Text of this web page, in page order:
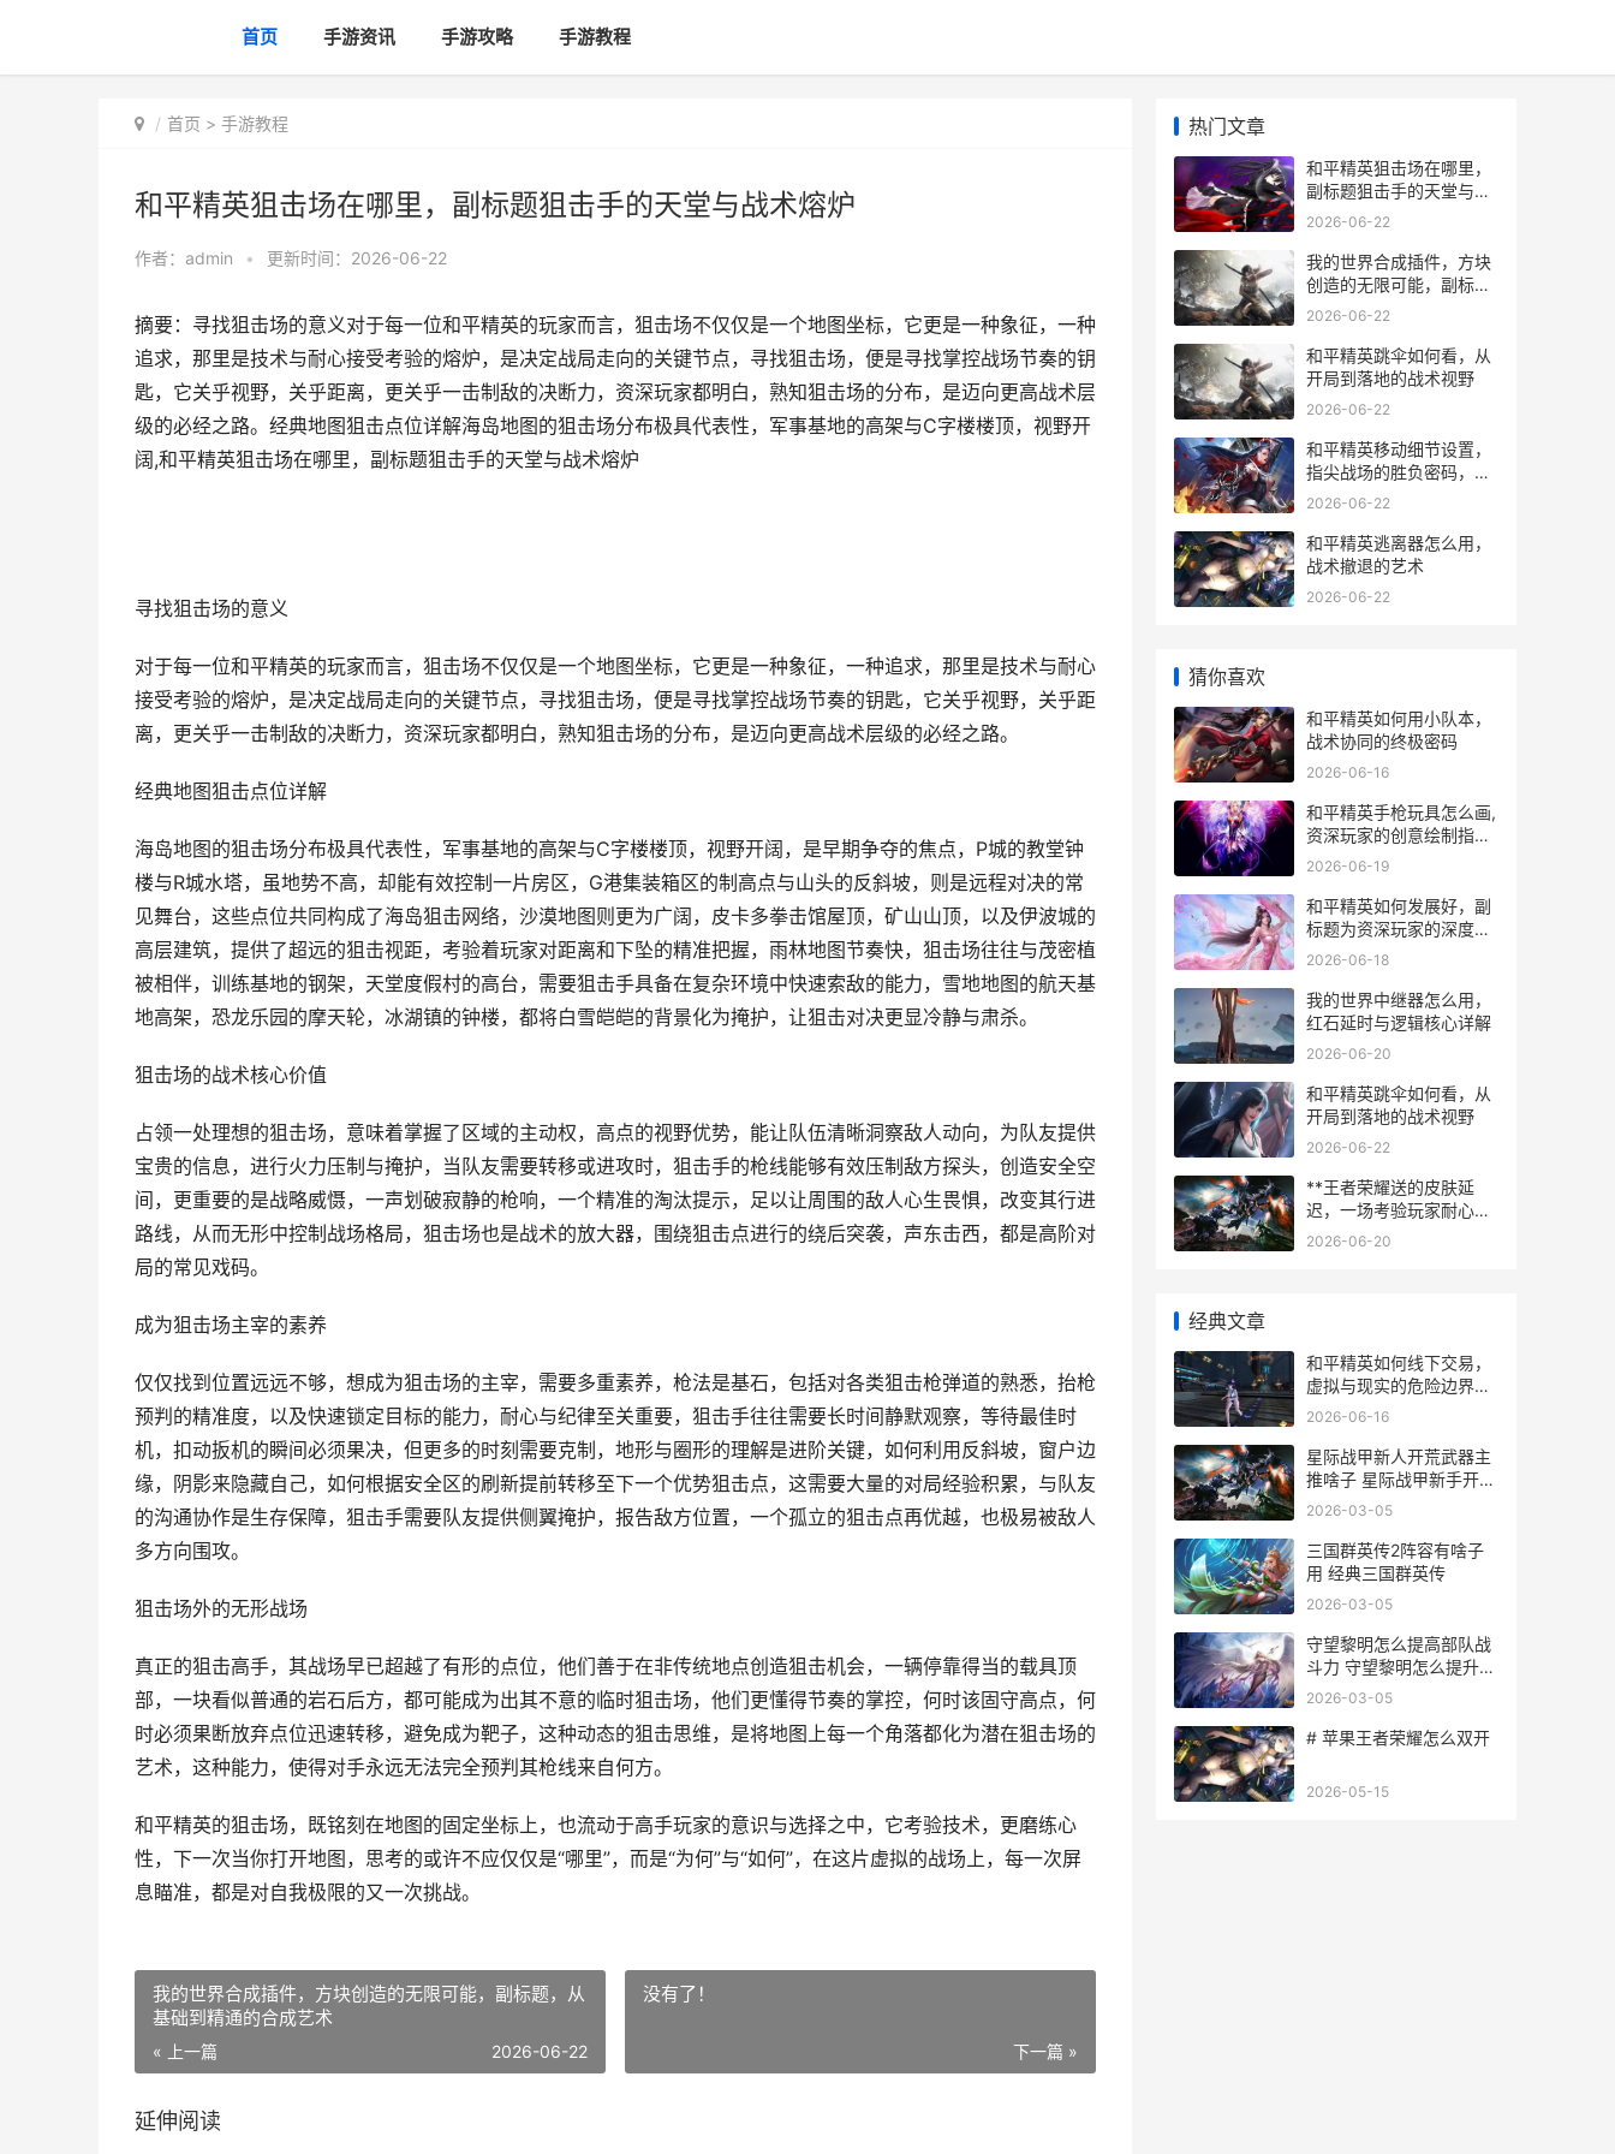
首页 手游资讯 手游攻略 手游教程
首页 > 手游教程
和平精英狙击场在哪里，副标题狙击手的天堂与战术熔炉
作者： admin • 更新时间：2026-06-22
摘要：寻找狙击场的意义对于每一位和平精英的玩家而言，狙击场不仅仅是一个地图坐标，它更是一种象征，一种
追求，那里是技术与耐心接受考验的熔炉，是决定战局走向的关键节点，寻找狙击场，便是寻找掌控战场节奏的钥
匙，它关乎视野，关乎距离，更关乎一击制敌的决断力，资深玩家都明白，熟知狙击场的分布，是迈向更高战术层
级的必经之路。经典地图狙击点位详解海岛地图的狙击场分布极具代表性，军事基地的高架与C字楼楼顶，视野开
阔,和平精英狙击场在哪里，副标题狙击手的天堂与战术熔炉
寻找狙击场的意义
对于每一位和平精英的玩家而言，狙击场不仅仅是一个地图坐标，它更是一种象征，一种追求，那里是技术与耐心
接受考验的熔炉，是决定战局走向的关键节点，寻找狙击场，便是寻找掌控战场节奏的钥匙，它关乎视野，关乎距
离，更关乎一击制敌的决断力，资深玩家都明白，熟知狙击场的分布，是迈向更高战术层级的必经之路。
经典地图狙击点位详解
海岛地图的狙击场分布极具代表性，军事基地的高架与C字楼楼顶，视野开阔，是早期争夺的焦点，P城的教堂钟
楼与R城水塔，虽地势不高，却能有效控制一片房区，G港集装箱区的制高点与山头的反斜坡，则是远程对决的常
见舞台，这些点位共同构成了海岛狙击网络，沙漠地图则更为广阔，皮卡多拳击馆屋顶，矿山山顶，以及伊波城的
高层建筑，提供了超远的狙击视距，考验着玩家对距离和下坠的精准把握，雨林地图节奏快，狙击场往往与茂密植
被相伴，训练基地的钢架，天堂度假村的高台，需要狙击手具备在复杂环境中快速索敌的能力，雪地地图的航天基
地高架，恐龙乐园的摩天轮，冰湖镇的钟楼，都将白雪皑皑的背景化为掩护，让狙击对决更显冷静与肃杀。
狙击场的战术核心价值
占领一处理想的狙击场，意味着掌握了区域的主动权，高点的视野优势，能让队伍清晰洞察敌人动向，为队友提供
宝贵的信息，进行火力压制与掩护，当队友需要转移或进攻时，狙击手的枪线能够有效压制敌方探头，创造安全空
间，更重要的是战略威慑，一声划破寂静的枪响，一个精准的淘汰提示，足以让周围的敌人心生畏惧，改变其行进
路线，从而无形中控制战场格局，狙击场也是战术的放大器，围绕狙击点进行的绕后突袭，声东击西，都是高阶对
局的常见戏码。
成为狙击场主宰的素养
仅仅找到位置远远不够，想成为狙击场的主宰，需要多重素养，枪法是基石，包括对各类狙击枪弹道的熟悉，抬枪
预判的精准度，以及快速锁定目标的能力，耐心与纪律至关重要，狙击手往往需要长时间静默观察，等待最佳时
机，扣动扳机的瞬间必须果决，但更多的时刻需要克制，地形与圈形的理解是进阶关键，如何利用反斜坡，窗户边
缘，阴影来隐藏自己，如何根据安全区的刷新提前转移至下一个优势狙击点，这需要大量的对局经验积累，与队友
的沟通协作是生存保障，狙击手需要队友提供侧翼掩护，报告敌方位置，一个孤立的狙击点再优越，也极易被敌人
多方向围攻。
狙击场外的无形战场
真正的狙击高手，其战场早已超越了有形的点位，他们善于在非传统地点创造狙击机会，一辆停靠得当的载具顶
部，一块看似普通的岩石后方，都可能成为出其不意的临时狙击场，他们更懂得节奏的掌控，何时该固守高点，何
时必须果断放弃点位迅速转移，避免成为靶子，这种动态的狙击思维，是将地图上每一个角落都化为潜在狙击场的
艺术，这种能力，使得对手永远无法完全预判其枪线来自何方。
和平精英的狙击场，既铭刻在地图的固定坐标上，也流动于高手玩家的意识与选择之中，它考验技术，更磨练心
性，下一次当你打开地图，思考的或许不应仅仅是“哪里”，而是“为何”与“如何”，在这片虚拟的战场上，每一次屏
息瞄准，都是对自我极限的又一次挑战。
我的世界合成插件，方块创造的无限可能，副标题，从
基础到精通的合成艺术
« 上一篇 2026-06-22
没有了！
下一篇 »
延伸阅读
热门文章
和平精英狙击场在哪里，
副标题狙击手的天堂与战
术熔炉
2026-06-22
我的世界合成插件，方块
创造的无限可能，副标
题，从基础到精通的合成
2026-06-22
和平精英跳伞如何看，从
开局到落地的战术视野
2026-06-22
和平精英移动细节设置，
指尖战场的胜负密码，副
标题，微操决定生存率
2026-06-22
和平精英逃离器怎么用，
战术撤退的艺术
2026-06-22
猜你喜欢
和平精英如何用小队本，
战术协同的终极密码
2026-06-16
和平精英手枪玩具怎么画,
资深玩家的创意绘制指南
副标题,从游戏到纸面的艺
2026-06-19
和平精英如何发展好，副
标题为资深玩家的深度思
考与建议
2026-06-18
我的世界中继器怎么用，
红石延时与逻辑核心详解
2026-06-20
和平精英跳伞如何看，从
开局到落地的战术视野
2026-06-22
**王者荣耀送的皮肤延
迟，一场考验玩家耐心的
拉锯战**
2026-06-20
经典文章
和平精英如何线下交易，
虚拟与现实的危险边界，
副标题，资深玩家揭秘隐
2026-06-16
星际战甲新人开荒武器主
推啥子 星际战甲新手开图
顺序
2026-03-05
三国群英传2阵容有啥子
用 经典三国群英传
2026-03-05
守望黎明怎么提高部队战
斗力 守望黎明怎么提升战
力
2026-03-05
# 苹果王者荣耀怎么双开
2026-05-15